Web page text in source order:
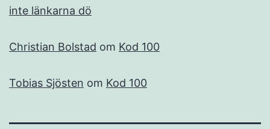
inte länkarna dö
Christian Bolstad om Kod 100
Tobias Sjösten om Kod 100